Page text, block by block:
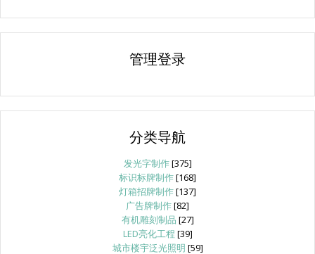
管理登录
分类导航
发光字制作[375]
标识标牌制作[168]
灯箱招牌制作[137]
广告牌制作[82]
有机雕刻制品 [27]
LED亮化工程 [39]
城市楼宇泛光照明 [59]